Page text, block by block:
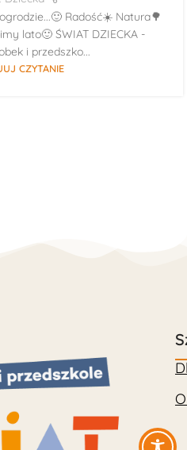
Radość☀️ Natura🌳
lato🙂 ŚWIAT DZIECKA -
i przedszko...
CZYTANIE